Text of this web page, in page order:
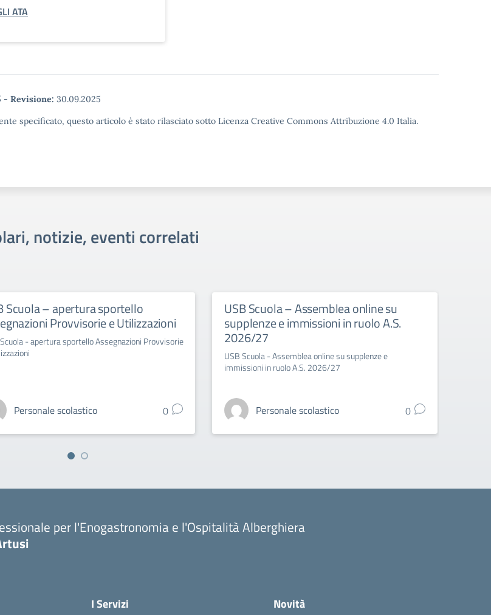
ATA
- Revisione: 30.09.2025
specificato, questo articolo è stato rilasciato sotto Licenza Creative Commons Attribuzione 4.0 Italia.
notizie, eventi correlati
Scuola – apertura sportello
Provvisorie e Utilizzazioni
- apertura sportello Assegnazioni Provvisorie
Personale scolastico 0
USB Scuola – Assemblea online su
supplenze e immissioni in ruolo A.S.
2026/27
USB Scuola - Assemblea online su supplenze e
immissioni in ruolo A.S. 2026/27
Personale scolastico 0
per l'Enogastronomia e l'Ospitalità Alberghiera
I Servizi Novità